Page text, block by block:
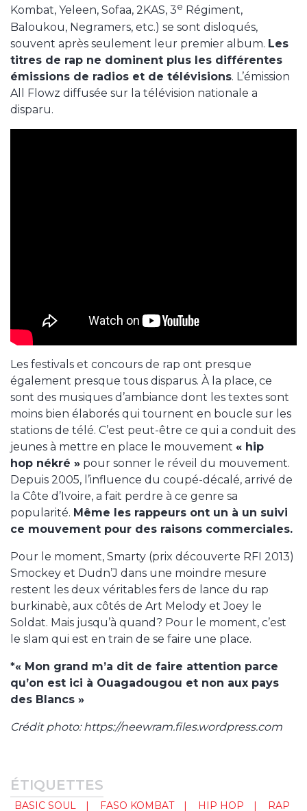
Kombat, Yeleen, Sofaa, 2KAS, 3e Régiment,
Baloukou, Negramers, etc.) se sont disloqués,
souvent après seulement leur premier album. Les
titres de rap ne dominent plus les différentes
émissions de radios et de télévisions. L’émission
All Flowz diffusée sur la télévision nationale a
disparu.
Les festivals et concours de rap ont presque
également presque tous disparus. À la place, ce
sont des musiques d’ambiance dont les textes sont
moins bien élaborés qui tournent en boucle sur les
stations de télé. C’est peut-être ce qui a conduit des
jeunes à mettre en place le mouvement « hip
hop nékré » pour sonner le réveil du mouvement.
Depuis 2005, l’influence du coupé-décalé, arrivé de
la Côte d’Ivoire, a fait perdre à ce genre sa
popularité. Même les rappeurs ont un à un suivi
ce mouvement pour des raisons commerciales.
Pour le moment, Smarty (prix découverte RFI 2013)
Smockey et Dudn’J dans une moindre mesure
restent les deux véritables fers de lance du rap
burkinabè, aux côtés de Art Melody et Joey le
Soldat. Mais jusqu’à quand? Pour le moment, c’est
le slam qui est en train de se faire une place.
*« Mon grand m’a dit de faire attention parce
qu’on est ici à Ouagadougou et non aux pays
des Blancs »
Crédit photo: https://neewram.files.wordpress.com
ÉTIQUETTES
BASIC SOUL FASO KOMBAT HIP HOP
RAP